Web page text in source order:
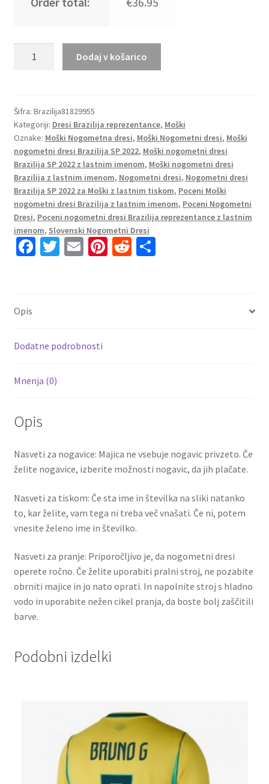
Domači
SP
2022
Kratek
Rokav
CUNHA
21
količina
Dodaj v košarico
Šifra: Brazilija81829955
Kategoriji: Dresi Brazilija reprezentance, Moški
Oznake: Moški Nogometna dresi, Moški Nogometni dresi, Moški
nogometni dresi Brazilija SP 2022, Moški nogometni dresi
Brazilija SP 2022 z lastnim imenom, Moški nogometni dresi
Brazilija z lastnim imenom, Nogometni dresi, Nogometni dresi
Brazilija SP 2022 za Moški z lastnim tiskom, Poceni Moški
nogometni dresi Brazilija z lastnim imenom, Poceni Nogometni
Dresi, Poceni nogometni dresi Brazilija reprezentance z lastnim
imenom, Slovenski Nogometni Dresi
Fa
k
T E Pi R S
Opis
Dodatne podrobnosti
Mnenja (0)
Opis
Nasveti za nogavice: Majica ne vsebuje nogavic privzeto. Če
želite nogavice, izberite možnosti nogavic, da jih plačate.
Nasveti za tiskom: Če sta ime in številka na sliki natanko
to, kar želite, vam tega ni treba več vnašati. Če ni, potem
vnesite želeno ime in številko.
Nasveti za pranje: Priporočljivo je, da nogometni dresi
operete ročno. Če želite uporabiti pralni stroj, ne pozabite
obrniti majice in jo nato oprati. In napolnite stroj s hladno
vodo in uporabite nežen cikel pranja, da boste bolj zaščitili
barve.
Podobni izdelki